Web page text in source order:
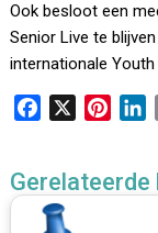
Ook besloot een
Senior Live te
internationale Youth
e
b
t
k
Gerelateerde